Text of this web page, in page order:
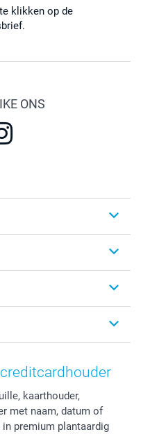
klikken op de
ONS
met fotoprints
kaarthouder,
met naam, datum of
premium plantaardig